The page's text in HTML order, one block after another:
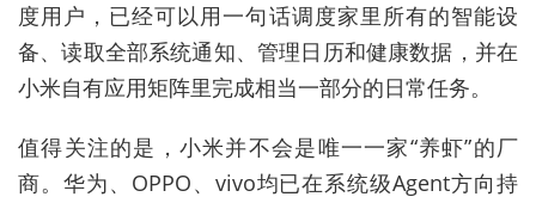
度用户，已经可以用一句话调度家里所有的智能设
备、读取全部系统通知、管理日历和健康数据，并在
小米自有应用矩阵里完成相当一部分的日常任务。
值得关注的是，小米并不会是唯一一家“养虾”的厂
商。华为、OPPO、vivo均已在系统级Agent方向持